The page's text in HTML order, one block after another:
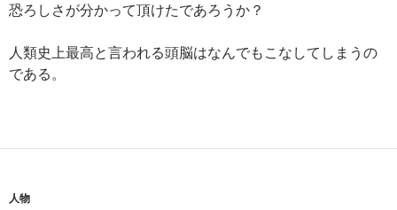
恐ろしさが分かって頂けたであろうか？
人類史上最高と言われる頭脳はなんでもこなしてしまうの
である。
人物